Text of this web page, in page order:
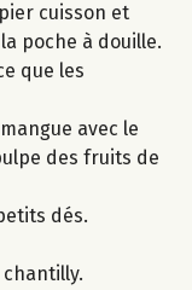
cuisson et
poche à douille.
que les
avec le
des fruits de
dés.